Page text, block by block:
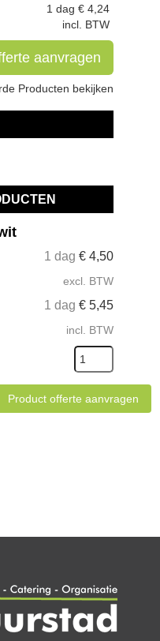
1 dag € 4,24
incl. BTW
aanvragen
Producten bekijken
1 dag € 4,50
excl. BTW
1 dag € 5,45
incl. BTW
Product offerte aanvragen